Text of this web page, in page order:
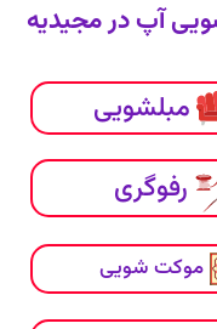
آپ در مجیدیه
مبلشویی
رفوگری
موکت شویی